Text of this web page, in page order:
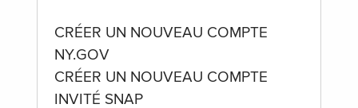
CRÉER UN NOUVEAU COMPTE
NY.GOV
CRÉER UN NOUVEAU COMPTE
INVITÉ SNAP